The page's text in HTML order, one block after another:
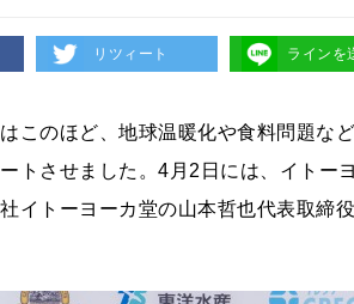
リツィート ラインを
このほど、地球温暖化や食料問題な
トさせました。4月2日には、イトー
イトーヨーカ堂の山本哲也代表取締